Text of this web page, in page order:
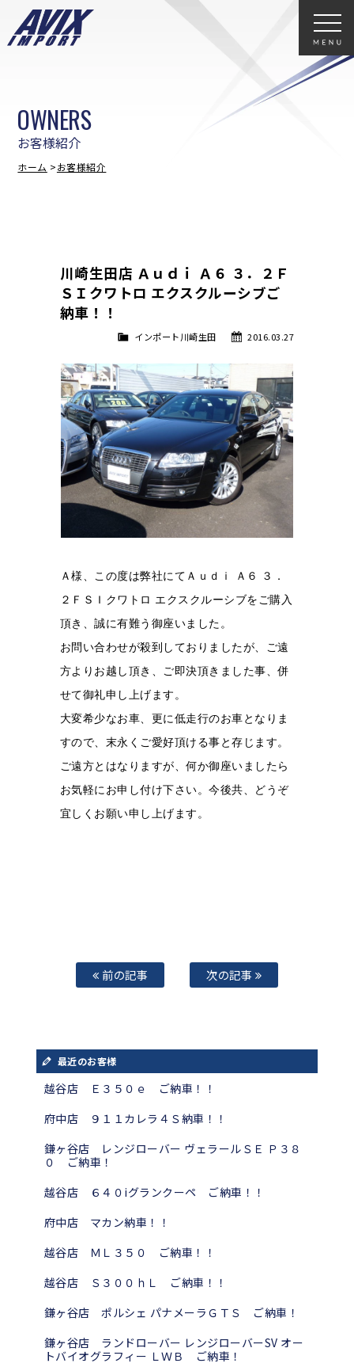
お客様紹介
OWNERS
ホーム お客様紹介
川崎生田店 Ａｕｄｉ Ａ６ ３．２Ｆ
ＳＩクワトロ エクスクルーシブご
納車！！
2016.03.27
インポート川崎生田
Ａ様、この度は弊社にてＡｕｄｉ Ａ６ ３．
２ＦＳＩクワトロ エクスクルーシブをご購入
頂き、誠に有難う御座いました。
お問い合わせが殺到しておりましたが、ご遠
方よりお越し頂き、ご即決頂きました事、併
せて御礼申し上げます。
大変希少なお車、更に低走行のお車となりま
すので、末永くご愛好頂ける事と存じます。
ご遠方とはなりますが、何か御座いましたら
お気軽にお申し付け下さい。今後共、どうぞ
宜しくお願い申し上げます。
前の記事 次の記事
最近のお客様
越谷店 Ｅ３５０ｅ ご納車！！
府中店 ９１１カレラ４Ｓ納車！！
鎌ヶ谷店 レンジローバー ヴェラールＳＥ Ｐ３８
０ ご納車！
越谷店 ６４０iグランクーペ ご納車！！
府中店 マカン納車！！
越谷店 ＭＬ３５０ ご納車！！
越谷店 Ｓ３００ｈＬ ご納車！！
鎌ヶ谷店 ポルシェ パナメーラＧＴＳ ご納車！
鎌ヶ谷店 ランドローバー レンジローバーSV オー
トバイオグラフィー ＬＷＢ ご納車！